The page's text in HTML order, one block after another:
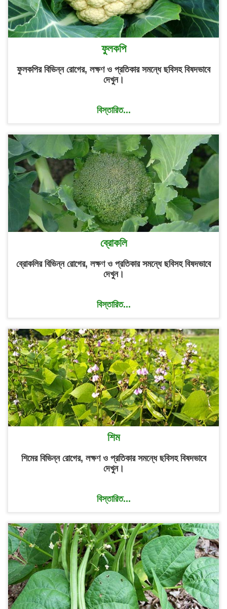
ফুলকপি
ফুলকপির বিভিন্ন রোগের, লক্ষণ ও প্রতিকার সমন্ধে ছবিসহ বিষদভাবে
দেখুন।
বিস্তারিত...
ব্রোকলি
ব্রোকলির বিভিন্ন রোগের, লক্ষণ ও প্রতিকার সমন্ধে ছবিসহ বিষদভাবে
দেখুন।
বিস্তারিত...
শিম
শিমের বিভিন্ন রোগের, লক্ষণ ও প্রতিকার সমন্ধে ছবিসহ বিষদভাবে
দেখুন।
বিস্তারিত...